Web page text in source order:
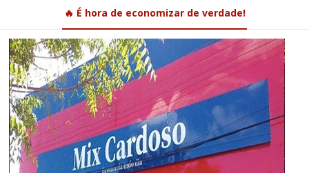
🔥 É hora de economizar de verdade!